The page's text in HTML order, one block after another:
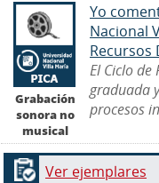
Grabación
sonora no
musical
Yo
Nacional
Recursos
El Ciclo
graduada
procesos
Ver ejemplares